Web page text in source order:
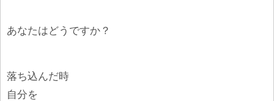
あなたはどうですか？
落ち込んだ時
自分を